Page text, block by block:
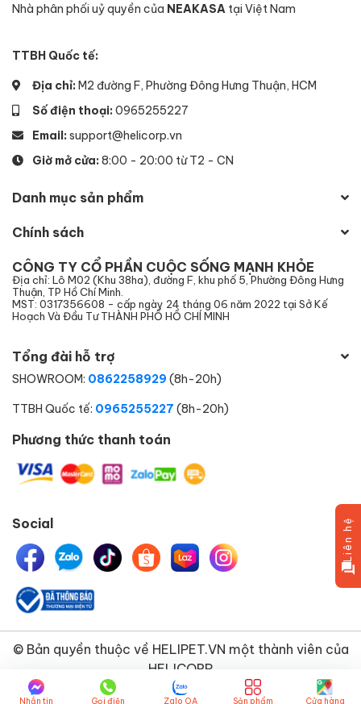
Nhà phân phối uỷ quyền của NEAKASA tại Việt Nam
TTBH Quốc tế:
Địa chỉ: M2 đường F, Phường Đông Hưng Thuận, HCM
Số điện thoại: 0965255227
Email: support@helicorp.vn
Giờ mở cửa: 8:00 - 20:00 từ T2 - CN
Danh mục sản phẩm
Chính sách
CÔNG TY CỔ PHẦN CUỘC SỐNG MẠNH KHỎE
Địa chỉ: Lô M02 (Khu 38ha), đường F, khu phố 5, Phường Đông Hưng
Thuận, TP Hồ Chí Minh.
MST: 0317356608 - cấp ngày 24 tháng 06 năm 2022 tại Sở Kế
Hoạch Và Đầu Tư THÀNH PHỐ HỒ CHÍ MINH
Tổng đài hỗ trợ
SHOWROOM: 0862258929 (8h-20h)
TTBH Quốc tế: 0965255227 (8h-20h)
Phương thức thanh toán
Social
© Bản quyền thuộc về HELIPET.VN một thành viên của
HELICORP
Liên hệ
Nhắn tin Gọi điện Zalo OA Sản phẩm Cửa hàng